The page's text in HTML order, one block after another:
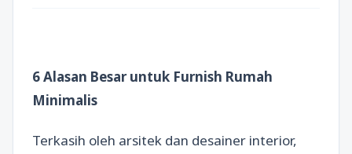
6 Alasan Besar untuk Furnish Rumah
Minimalis
Terkasih oleh arsitek dan desainer interior,